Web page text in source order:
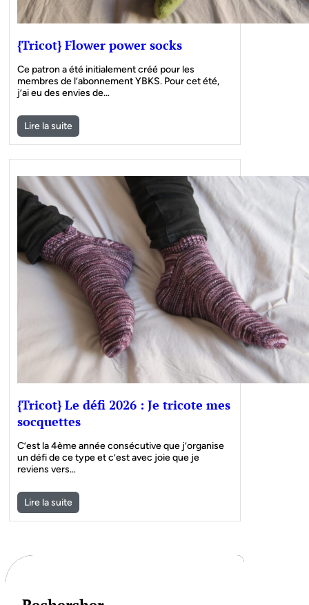
{Tricot} Flower power socks
Ce patron a été initialement créé pour les
membres de l’abonnement YBKS. Pour cet été,
j’ai eu des envies de…
Lire la suite
{Tricot} Le défi 2026 : Je tricote mes
socquettes
C’est la 4ème année consécutive que j’organise
un défi de ce type et c’est avec joie que je
reviens vers…
Lire la suite